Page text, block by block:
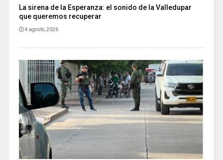
La sirena de la Esperanza: el sonido de la Valledupar
que queremos recuperar
4 agosto, 2026